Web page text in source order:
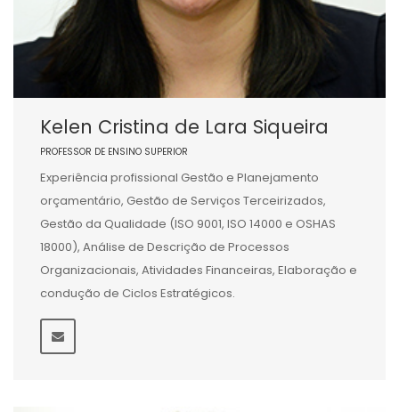
Kelen Cristina de Lara Siqueira
PROFESSOR DE ENSINO SUPERIOR
Experiência profissional Gestão e Planejamento
orçamentário, Gestão de Serviços Terceirizados,
Gestão da Qualidade (ISO 9001, ISO 14000 e OSHAS
18000), Análise de Descrição de Processos
Organizacionais, Atividades Financeiras, Elaboração e
condução de Ciclos Estratégicos.